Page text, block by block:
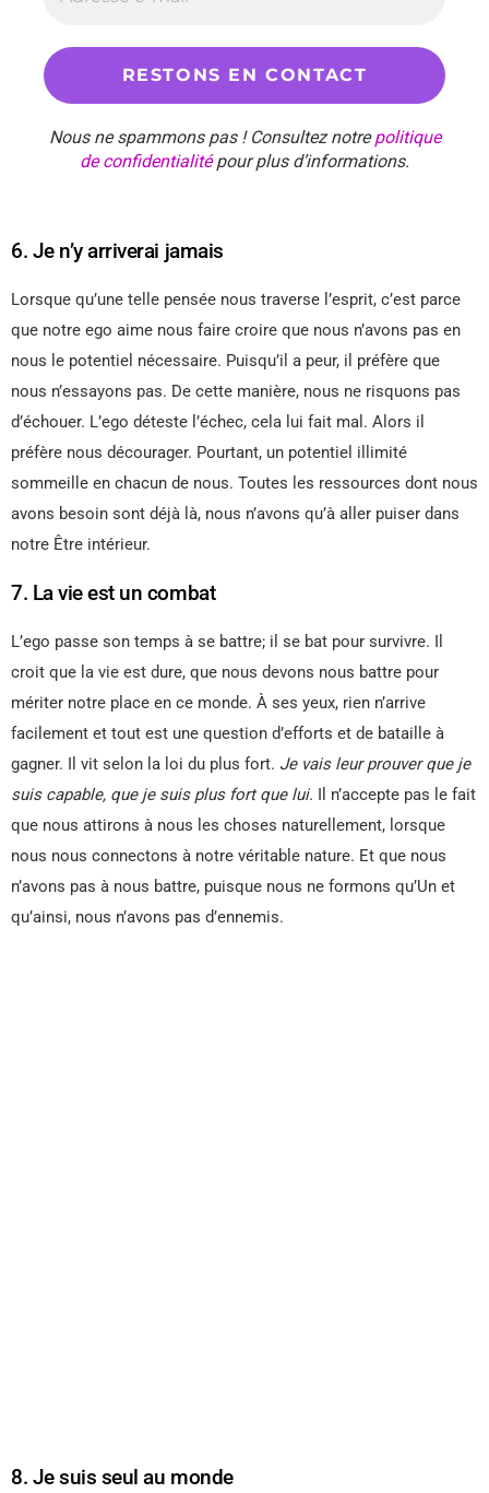
Nous ne spammons pas ! Consultez notrepolitique
de confidentialitépour plus d’informations.
6. Je n’y arriverai jamais
Lorsque qu’une telle pensée nous traverse l’esprit, c’est parce
que notre ego aime nous faire croire que nous n’avons pas en
nous le potentiel nécessaire. Puisqu’il a peur, il préfère que
nous n’essayons pas. De cette manière, nous ne risquons pas
d’échouer. L’ego déteste l’échec, cela lui fait mal. Alors il
préfère nous décourager. Pourtant, un potentiel illimité
sommeille en chacun de nous. Toutes les ressources dont nous
avons besoin sont déjà là, nous n’avons qu’à aller puiser dans
notre Être intérieur.
7. La vie est un combat
L’ego passe son temps à se battre; il se bat pour survivre. Il
croit que la vie est dure, que nous devons nous battre pour
mériter notre place en ce monde. À ses yeux, rien n’arrive
facilement et tout est une question d’efforts et de bataille à
gagner. Il vit selon la loi du plus fort. Je vais leur prouver que je
suis capable, que je suis plus fort que lui. Il n’accepte pas le fait
que nous attirons à nous les choses naturellement, lorsque
nous nous connectons à notre véritable nature. Et que nous
n’avons pas à nous battre, puisque nous ne formons qu’Un et
qu’ainsi, nous n’avons pas d’ennemis.
8. Je suis seul au monde